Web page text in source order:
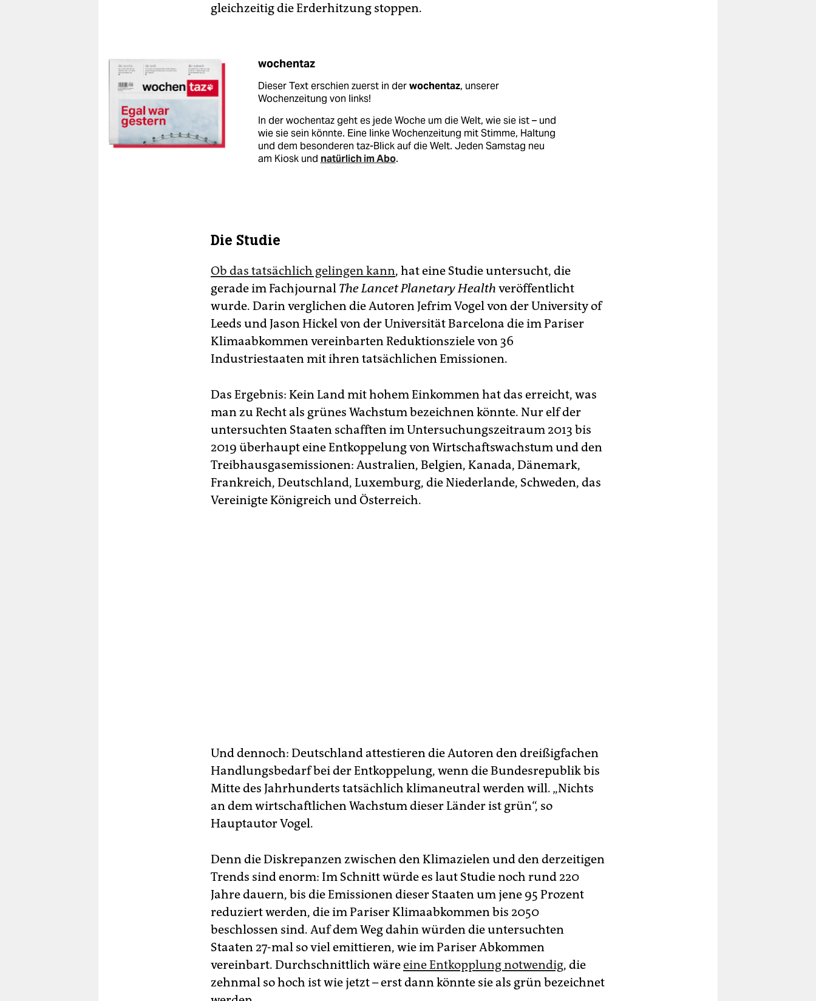
gleichzeitig die Erderhitzung stoppen.
wochentaz
Dieser Text erschien zuerst in derwochentaz, unserer
Wochenzeitung von links!
In der wochentaz geht es jede Woche um die Welt, wie sie ist – und
wie sie sein könnte. Eine linke Wochenzeitung mit Stimme, Haltung
und dem besonderen taz-Blick auf die Welt. Jeden Samstag neu
am Kiosk und natürlich im Abo.
Die Studie
Ob das tatsächlich gelingen kann, hat eine Studie untersucht, die
gerade im Fachjournal The Lancet Planetary Health veröffentlicht
wurde. Darin verglichen die Autoren Jefrim Vogel von der University of
Leeds und Jason Hickel von der Universität Barcelona die im Pariser
Klimaabkommen vereinbarten Reduktionsziele von 36
Industriestaaten mit ihren tatsächlichen Emissionen.
Das Ergebnis: Kein Land mit hohem Einkommen hat das erreicht, was
man zu Recht als grünes Wachstum bezeichnen könnte. Nur elf der
untersuchten Staaten schafften im Untersuchungszeitraum 2013 bis
2019 überhaupt eine Entkoppelung von Wirtschaftswachstum und den
Treibhausgasemissionen: Australien, Belgien, Kanada, Dänemark,
Frankreich, Deutschland, Luxemburg, die Niederlande, Schweden, das
Vereinigte Königreich und Österreich.
Und dennoch: Deutschland attestieren die Autoren den dreißigfachen
Handlungsbedarf bei der Entkoppelung, wenn die Bundesrepublik bis
Mitte des Jahrhunderts tatsächlich klimaneutral werden will. „Nichts
an dem wirtschaftlichen Wachstum dieser Länder ist grün“, so
Hauptautor Vogel.
Denn die Diskrepanzen zwischen den Klimazielen und den derzeitigen
Trends sind enorm: Im Schnitt würde es laut Studie noch rund 220
Jahre dauern, bis die Emissionen dieser Staaten um jene 95 Prozent
reduziert werden, die im Pariser Klimaabkommen bis 2050
beschlossen sind. Auf dem Weg dahin würden die untersuchten
Staaten 27-mal so viel emittieren, wie im Pariser Abkommen
vereinbart. Durchschnittlich wäreeine Entkopplung notwendig, die
zehnmal so hoch ist wie jetzt – erst dann könnte sie als grün bezeichnet